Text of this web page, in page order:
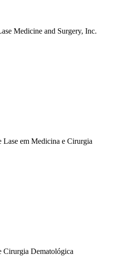
Medicine and Surgery, Inc.
Lase em Medicina e Cirurgia
Cirurgia Dematológica